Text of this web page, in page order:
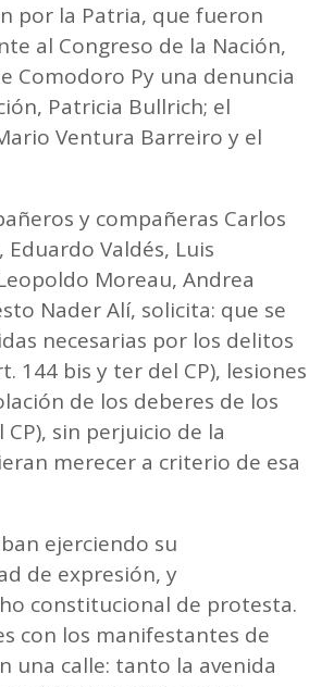
por la Patria, que fueron
al Congreso de la Nación,
Comodoro Py una denuncia
Patricia Bullrich; el
Ventura Barreiro y el
y compañeras Carlos
Valdés, Luis
Moreau, Andrea
Nader Alí, solicita: que se
necesarias por los delitos
144 bis y ter del CP), lesiones
de los deberes de los
sin perjuicio de la
merecer a criterio de esa
ejerciendo su
de expresión, y
constitucional de protesta.
con los manifestantes de
una calle: tanto la avenida